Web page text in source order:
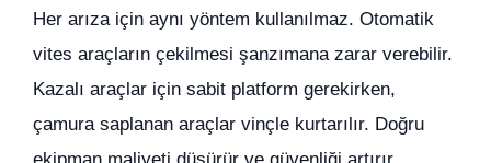
Her arıza için aynı yöntem kullanılmaz. Otomatik
vites araçların çekilmesi şanzımana zarar verebilir.
Kazalı araçlar için sabit platform gerekirken,
çamura saplanan araçlar vinçle kurtarılır. Doğru
ekipman maliyeti düşürür ve güvenliği artırır.